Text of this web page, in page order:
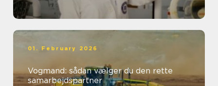
01. February 2026
Vogmand: sådan vælger du den rette
samarbejdspartner